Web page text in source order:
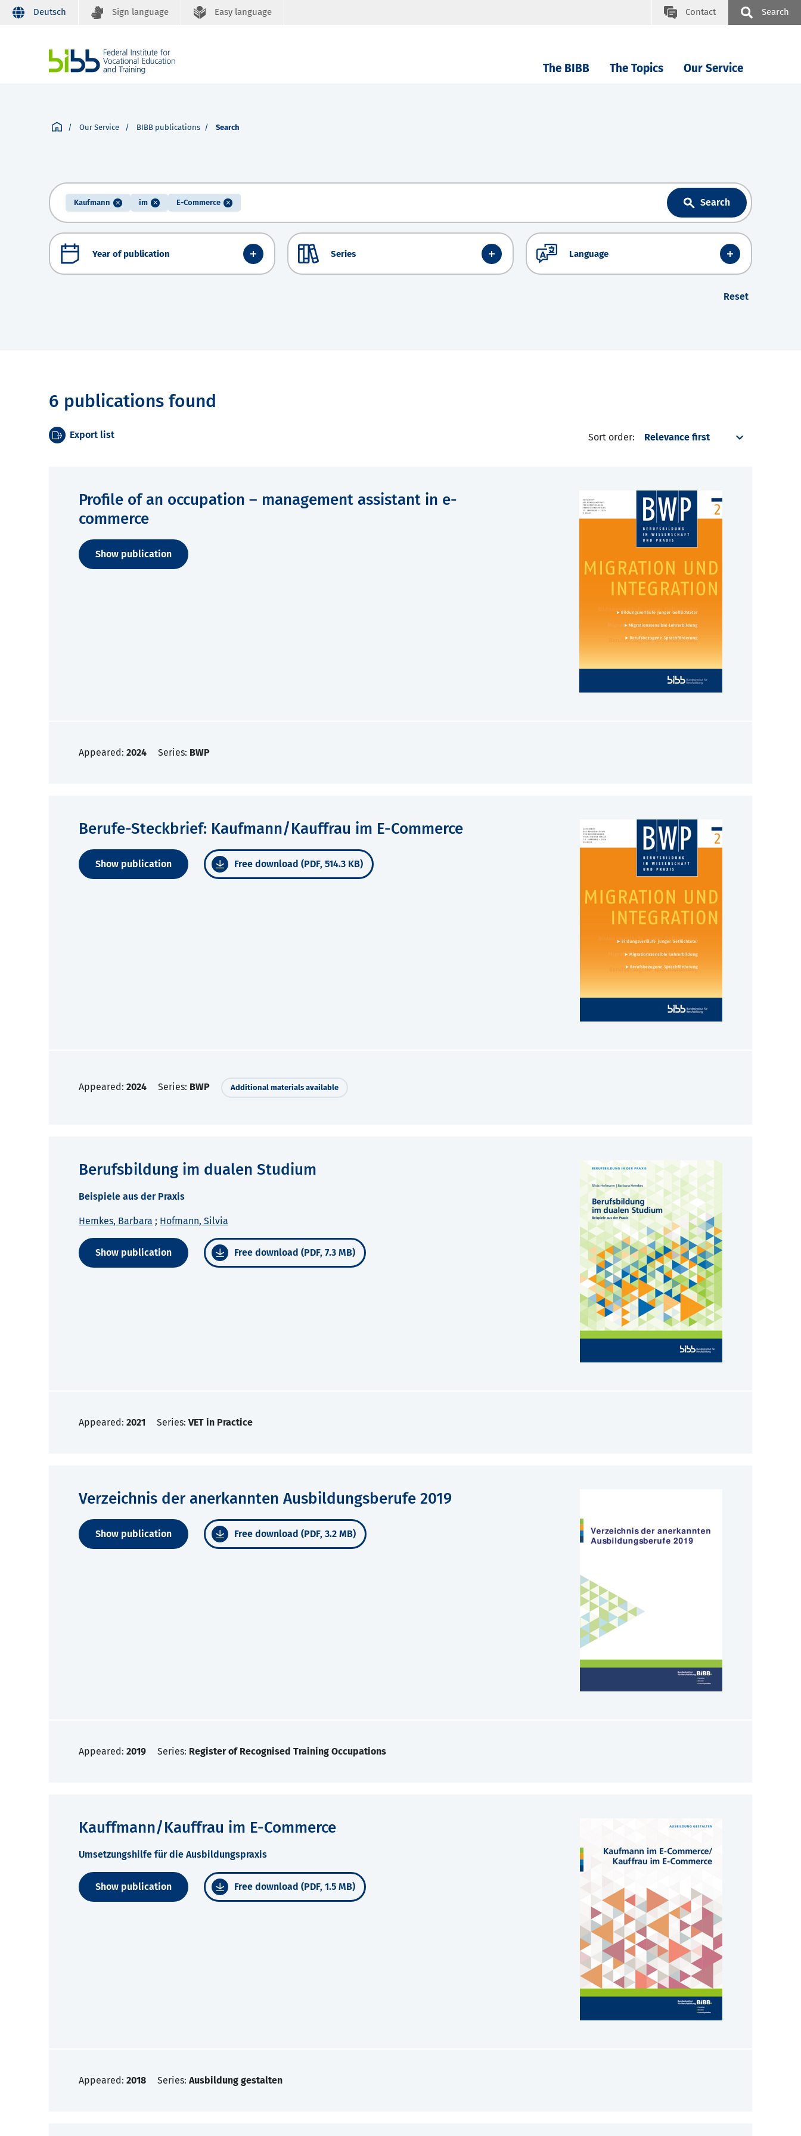
Deutsch Sign language Easy language Contact Search
The BIBB The Topics Our Service
Our Service BIBB publications Search
Kaufmann im E-Commerce Search
Year of publication Series Language
Reset
6 publications found
Export list Sort order:
Profile of an occupation – management assistant in e-
commerce
Show publication
Appeared: 2024 Series: BWP
Berufe-Steckbrief: Kaufmann/Kauffrau im E-Commerce
Show publication Free download (PDF, 514.3 KB)
Appeared: 2024 Series: BWP Additional materials available
Berufsbildung im dualen Studium
Beispiele aus der Praxis
Hemkes, Barbara ; Hofmann, Silvia
Show publication Free download (PDF, 7.3 MB)
Appeared: 2021 Series: VET in Practice
Verzeichnis der anerkannten Ausbildungsberufe 2019
Show publication Free download (PDF, 3.2 MB)
Appeared: 2019 Series: Register of Recognised Training Occupations
Kauffmann/Kauffrau im E-Commerce
Umsetzungshilfe für die Ausbildungspraxis
Show publication Free download (PDF, 1.5 MB)
Appeared: 2018 Series: Ausbildung gestalten